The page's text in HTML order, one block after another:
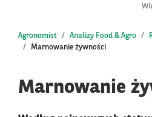
Agronomist Analizy Food & Agro
Marnowanie żywności
Marnowanie